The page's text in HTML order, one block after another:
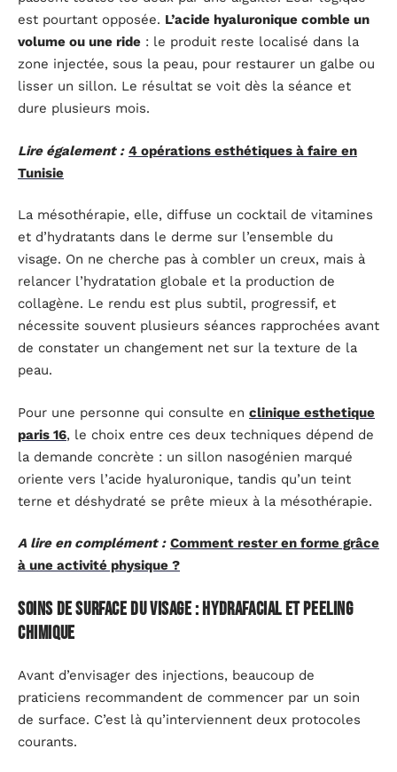
est pourtant opposée. L’acide hyaluronique comble un
volume ou une ride : le produit reste localisé dans la
zone injectée, sous la peau, pour restaurer un galbe ou
lisser un sillon. Le résultat se voit dès la séance et
dure plusieurs mois.
Lire également : 4 opérations esthétiques à faire en
Tunisie
La mésothérapie, elle, diffuse un cocktail de vitamines
et d’hydratants dans le derme sur l’ensemble du
visage. On ne cherche pas à combler un creux, mais à
relancer l’hydratation globale et la production de
collagène. Le rendu est plus subtil, progressif, et
nécessite souvent plusieurs séances rapprochées avant
de constater un changement net sur la texture de la
peau.
Pour une personne qui consulte en clinique esthetique
paris 16, le choix entre ces deux techniques dépend de
la demande concrète : un sillon nasogénien marqué
oriente vers l’acide hyaluronique, tandis qu’un teint
terne et déshydraté se prête mieux à la mésothérapie.
A lire en complément : Comment rester en forme grâce
à une activité physique ?
Soins de surface du visage : hydrafacial et peeling
chimique
Avant d’envisager des injections, beaucoup de
praticiens recommandent de commencer par un soin
de surface. C’est là qu’interviennent deux protocoles
courants.